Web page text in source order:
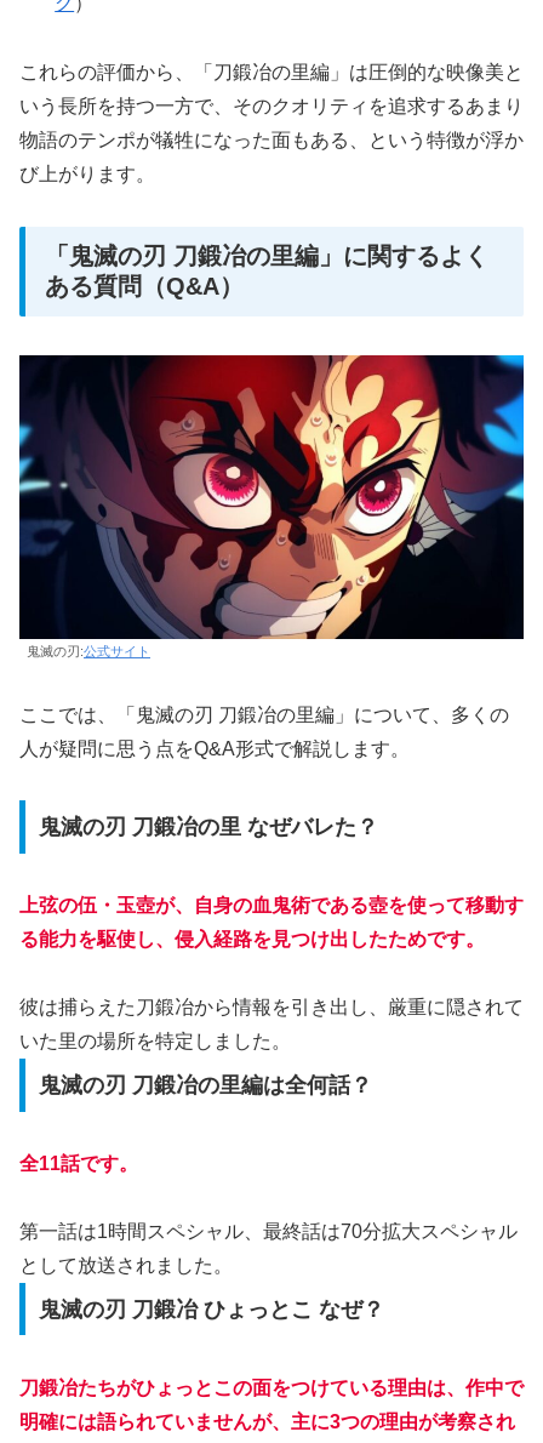
これらの評価から、「刀鍛冶の里編」は圧倒的な映像美と
いう長所を持つ一方で、そのクオリティを追求するあまり
物語のテンポが犠牲になった面もある、という特徴が浮か
び上がります。
「鬼滅の刃 刀鍛冶の里編」に関するよく
ある質問（Q&A）
鬼滅の刃:公式サイト
ここでは、「鬼滅の刃 刀鍛冶の里編」について、多くの
人が疑問に思う点をQ&A形式で解説します。
鬼滅の刃 刀鍛冶の里 なぜバレた？
上弦の伍・玉壺が、自身の血鬼術である壺を使って移動す
る能力を駆使し、侵入経路を見つけ出したためです。
彼は捕らえた刀鍛冶から情報を引き出し、厳重に隠されて
いた里の場所を特定しました。
鬼滅の刃 刀鍛冶の里編は全何話？
全11話です。
第一話は1時間スペシャル、最終話は70分拡大スペシャル
として放送されました。
鬼滅の刃 刀鍛冶 ひょっとこ なぜ？
刀鍛冶たちがひょっとこの面をつけている理由は、作中で
明確には語られていませんが、主に3つの理由が考察され